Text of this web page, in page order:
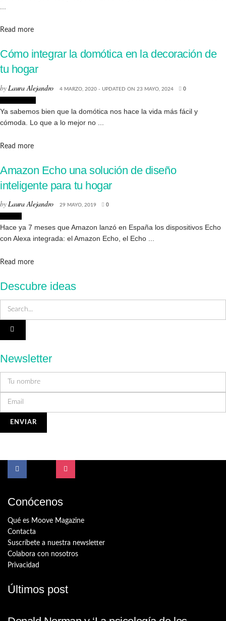
Read moreDetails
Cómo integrar la domótica en la decoración de
tu hogar
byLaura Alejandro 4 MARZO, 2020 - UPDATED ON 23 MAYO, 2024 0
Ya sabemos bien que la domótica nos hace la vida más fácil y
cómoda. Lo que a lo mejor no ...
Read moreDetails
Amazon Echo una solución de diseño
inteligente para tu hogar
byLaura Alejandro 29 MAYO, 2019 0
Hace ya 7 meses que Amazon lanzó en España los dispositivos Echo
con Alexa integrada: el Amazon Echo, el Echo ...
Read moreDetails
Descubre ideas
Newsletter
Conócenos
Qué es Moove Magazine
Contacta
Suscríbete a nuestra newsletter
Colabora con nosotros
Privacidad
Últimos post